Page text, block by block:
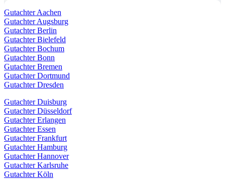
Gutachter Aachen
Gutachter Augsburg
Gutachter Berlin
Gutachter Bielefeld
Gutachter Bochum
Gutachter Bonn
Gutachter Bremen
Gutachter Dortmund
Gutachter Dresden
Gutachter Duisburg
Gutachter Düsseldorf
Gutachter Erlangen
Gutachter Essen
Gutachter Frankfurt
Gutachter Hamburg
Gutachter Hannover
Gutachter Karlsruhe
Gutachter Köln